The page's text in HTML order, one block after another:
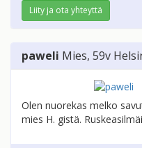
Liity ja ota yhteyttä
paweli Mies, 59v
Olen nuorekas melko
mies H. gistä.